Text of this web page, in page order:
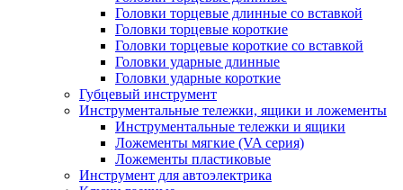
Головки торцевые длинные со вставкой
Головки торцевые короткие
Головки торцевые короткие со вставкой
Головки ударные длинные
Головки ударные короткие
Губцевый инструмент
Инструментальные тележки, ящики и ложементы
Инструментальные тележки и ящики
Ложементы мягкие (VA серия)
Ложементы пластиковые
Инструмент для автоэлектрика